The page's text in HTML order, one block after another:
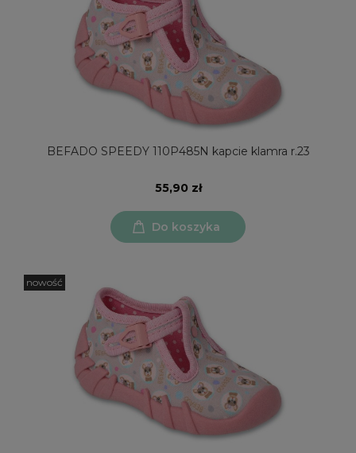
BEFADO SPEEDY 110P485N kapcie klamra r.23
55,90 zł
Do koszyka
nowość